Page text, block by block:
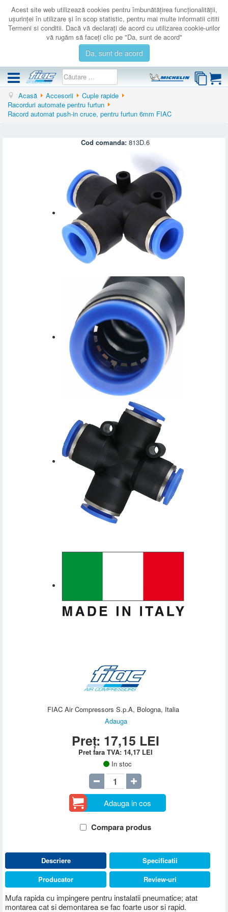
Acest site web utilizează cookies pentru îmbunătăţirea funcţionalităţii,
uşurinţei în utilizare şi în scop statistic, pentru mai multe informatii cititi
Termeni si conditii. Dacă vă declaraţi de acord cu utilizarea cookie-urilor
vă rugăm să faceţi clic pe "Da, sunt de acord"
Da, sunt de acord
COMPRESOARE
ACCESORII
AUTENTIFICARE
Acasă Accesorii
Cuple rapide
Racorduri automate pentru furtun
Racord automat push-in cruce, pentru furtun 6mm FIAC
Cod comanda: 813D.6
FIAC Air Compressors S.p.A, Bologna, Italia
Adauga
Preț: 17,15 LEI
Pret fara TVA: 14,17 LEI
In stoc
Adauga in cos
Compara produs
Descriere
Mufa rapida cu impingere pentru instalatii pneumatice; atat
montarea cat si demontarea se fac foarte usor si rapid.
Specificatii
Producator
Review-uri